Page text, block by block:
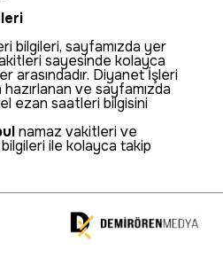
bilgileri, sayfamızda yer
sayesinde kolayca
arasındadır. Diyanet İşleri
hazırlanan ve sayfamızda
ezan saatleri bilgisini
namaz vakitleri ve
ile kolayca takip